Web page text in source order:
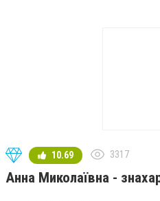
10.69 3317
Анна Миколаївна -